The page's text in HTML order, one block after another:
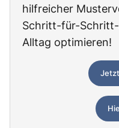
hilfreicher
Schritt-für-
Alltag optimieren!